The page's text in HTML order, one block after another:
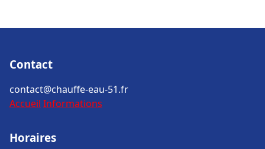
Contact
contact@chauffe-eau-51.fr
Accueil Informations
Horaires